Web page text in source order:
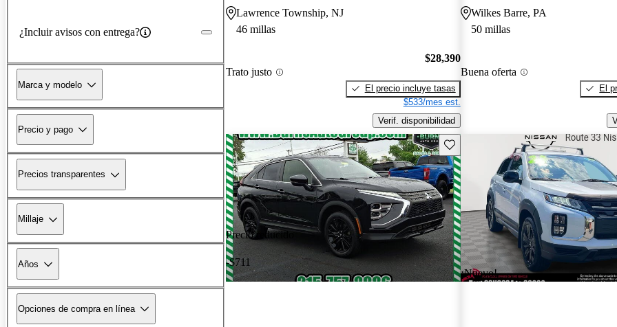
¿Incluir avisos con entrega?
Marca y modelo
Precio y pago
Precios transparentes
Millaje
Años
Opciones de compra en línea
Lawrence Township, NJ
46 millas
Trato justo
$28,390
El precio incluye tasas
$533/mes est.
Verif. disponibilidad
Wilkes Barre, PA
50 millas
Buena oferta
El
Precio reducido
-$711
Guarda este Aviso
¡Nuevo!